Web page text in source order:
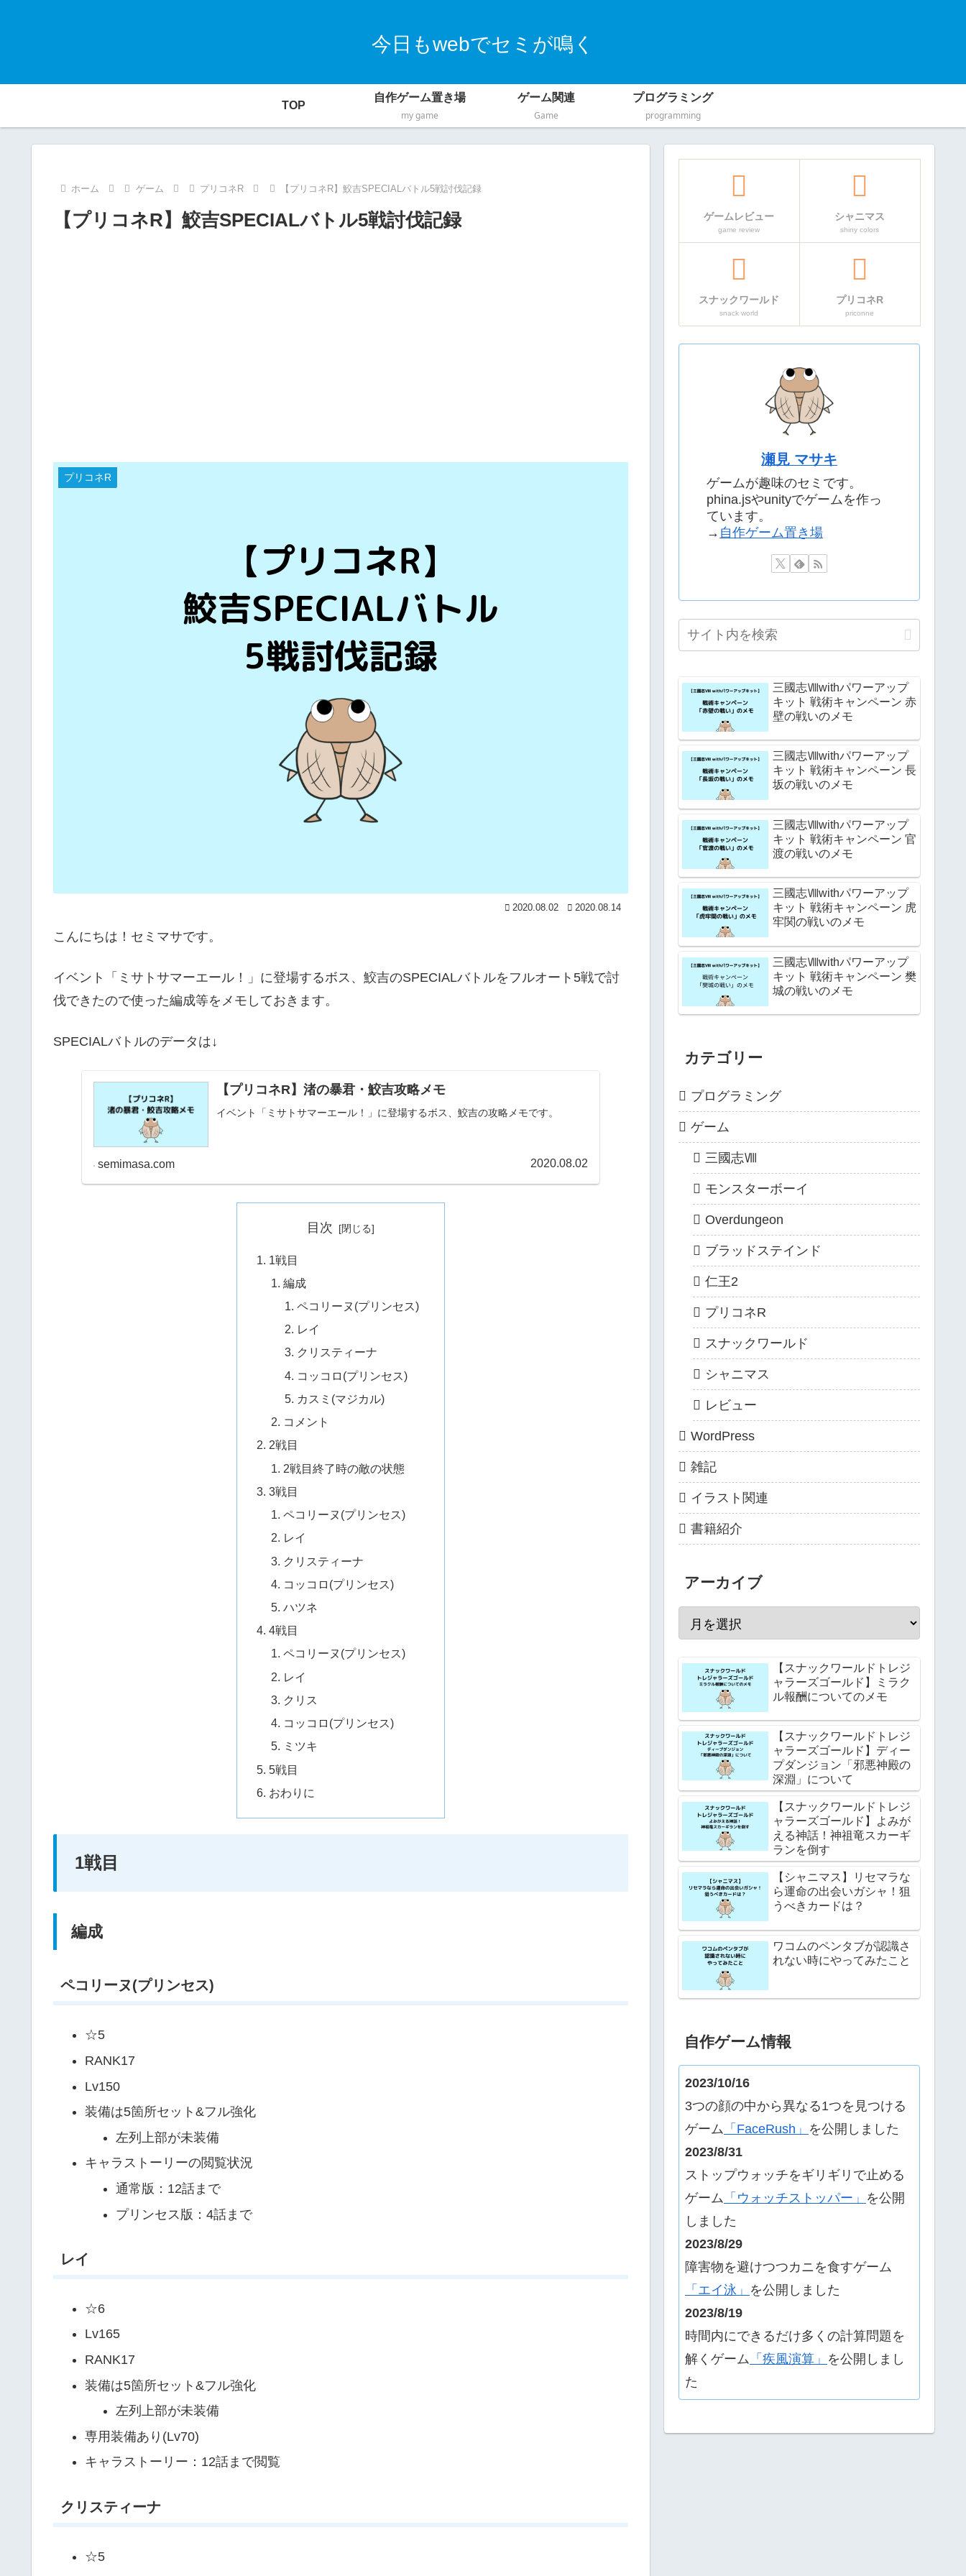
今日もwebでセミが鳴く
TOP
自作ゲーム置き場
my game
ゲーム関連
Game
プログラミング
programming
ホーム ゲーム プリコネR 【プリコネR】鮫吉SPECIALバトル5戦討伐記録
【プリコネR】鮫吉SPECIALバトル5戦討伐記録
プリコネR
2020.08.02 2020.08.14
こんにちは！セミマサです。
イベント「ミサトサマーエール！」に登場するボス、鮫吉のSPECIALバトルをフルオート5戦で討
伐できたので使った編成等をメモしておきます。
SPECIALバトルのデータは↓
【プリコネR】渚の暴君・鮫吉攻略メモ
イベント「ミサトサマーエール！」に登場するボス、鮫吉の攻略メモです。
semimasa.com 2020.08.02
目次
1戦目
編成
ペコリーヌ(プリンセス)
レイ
クリスティーナ
コッコロ(プリンセス)
カスミ(マジカル)
コメント
2戦目
2戦目終了時の敵の状態
3戦目
ペコリーヌ(プリンセス)
レイ
クリスティーナ
コッコロ(プリンセス)
ハツネ
4戦目
ペコリーヌ(プリンセス)
レイ
クリス
コッコロ(プリンセス)
ミツキ
5戦目
おわりに
1戦目
編成
ペコリーヌ(プリンセス)
☆5
RANK17
Lv150
装備は5箇所セット&フル強化
左列上部が未装備
キャラストーリーの閲覧状況
通常版：12話まで
プリンセス版：4話まで
レイ
☆6
Lv165
RANK17
装備は5箇所セット&フル強化
左列上部が未装備
専用装備あり(Lv70)
キャラストーリー：12話まで閲覧
クリスティーナ
☆5
ゲームレビュー
game review
シャニマス
shiny colors
スナックワールド
snack world
プリコネR
priconne
瀬見 マサキ
ゲームが趣味のセミです。
phina.jsやunityでゲームを作っ
ています。
→ 自作ゲーム置き場
三國志Ⅷwithパワーアップ
キット 戦術キャンペーン 赤
壁の戦いのメモ
三國志Ⅷwithパワーアップ
キット 戦術キャンペーン 長
坂の戦いのメモ
三國志Ⅷwithパワーアップ
キット 戦術キャンペーン 官
渡の戦いのメモ
三國志Ⅷwithパワーアップ
キット 戦術キャンペーン 虎
牢関の戦いのメモ
三國志Ⅷwithパワーアップ
キット 戦術キャンペーン 樊
城の戦いのメモ
カテゴリー
プログラミング
ゲーム
三國志Ⅷ
モンスターボーイ
Overdungeon
ブラッドステインド
仁王2
プリコネR
スナックワールド
シャニマス
レビュー
WordPress
雑記
イラスト関連
書籍紹介
アーカイブ
【スナックワールドトレジ
ャラーズゴールド】ミラク
ル報酬についてのメモ
【スナックワールドトレジ
ャラーズゴールド】ディー
プダンジョン「邪悪神殿の
深淵」について
【スナックワールドトレジ
ャラーズゴールド】よみが
える神話！神祖竜スカーギ
ランを倒す
【シャニマス】リセマラな
ら運命の出会いガシャ！狙
うべきカードは？
ワコムのペンタブが認識さ
れない時にやってみたこと
自作ゲーム情報
2023/10/16
3つの顔の中から異なる1つを見つける
ゲーム 「FaceRush」 を公開しました
2023/8/31
ストップウォッチをギリギリで止める
ゲーム 「ウォッチストッパー」 を公開
しました
2023/8/29
障害物を避けつつカニを食すゲーム
「エイ泳」 を公開しました
2023/8/19
時間内にできるだけ多くの計算問題を
解くゲーム 「疾風演算」 を公開しまし
た